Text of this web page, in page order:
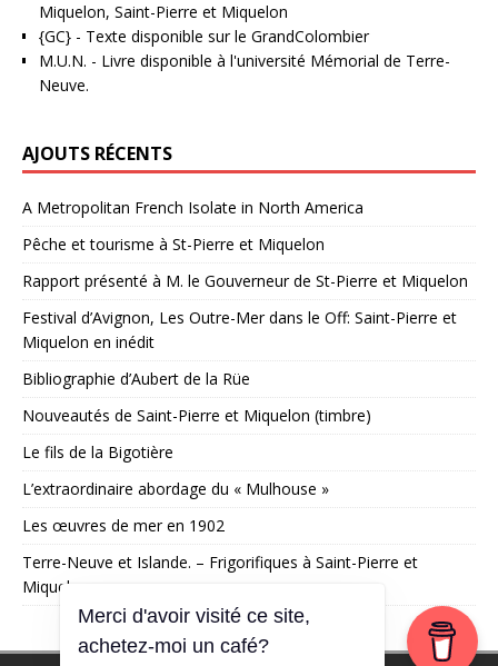
Miquelon, Saint-Pierre et Miquelon
{GC} - Texte disponible sur le GrandColombier
M.U.N. - Livre disponible à l'université Mémorial de Terre-
Neuve.
AJOUTS RÉCENTS
A Metropolitan French Isolate in North America
Pêche et tourisme à St-Pierre et Miquelon
Rapport présenté à M. le Gouverneur de St-Pierre et Miquelon
Festival d’Avignon, Les Outre-Mer dans le Off: Saint-Pierre et
Miquelon en inédit
Bibliographie d’Aubert de la Rüe
Nouveautés de Saint-Pierre et Miquelon (timbre)
Le fils de la Bigotière
L’extraordinaire abordage du « Mulhouse »
Les œuvres de mer en 1902
Terre-Neuve et Islande. – Frigorifiques à Saint-Pierre et
Miquelon
Merci d'avoir visité ce site,
achetez-moi un café?